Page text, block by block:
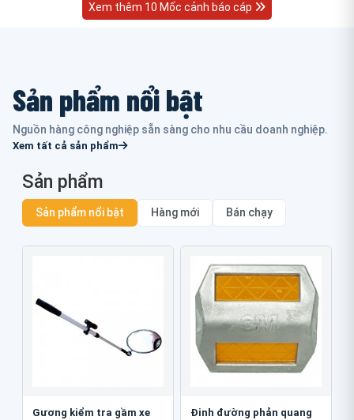
Xem thêm 10 Mốc cảnh báo cáp
Sản phẩm nổi bật
Nguồn hàng công nghiệp sẵn sàng cho nhu cầu doanh nghiệp.
Xem tất cả sản phẩm
Sản phẩm
Sản phẩm nổi bật Hàng mới Bán chạy
Gương kiểm tra gầm xe
Đinh đường phản quang